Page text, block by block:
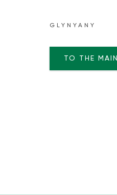
GLYNYANY
TO THE MAIN